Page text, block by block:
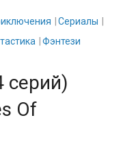
Сериалы
Фэнтези
серий)
Of